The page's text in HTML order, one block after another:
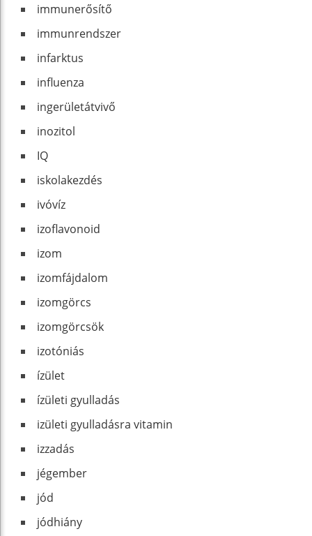
immunerősítő
immunrendszer
infarktus
influenza
ingerületátvivő
inozitol
IQ
iskolakezdés
ivóvíz
izoflavonoid
izom
izomfájdalom
izomgörcs
izomgörcsök
izotóniás
ízület
ízületi gyulladás
izületi gyulladásra vitamin
izzadás
jégember
jód
jódhiány